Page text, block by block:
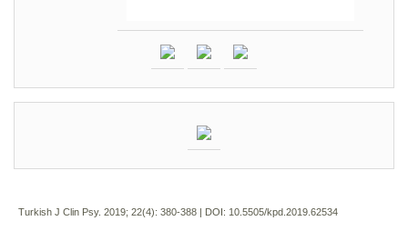
Turkish J Clin Psy. 2019; 22(4): 380-388 | DOI: 10.5505/kpd.2019.62534